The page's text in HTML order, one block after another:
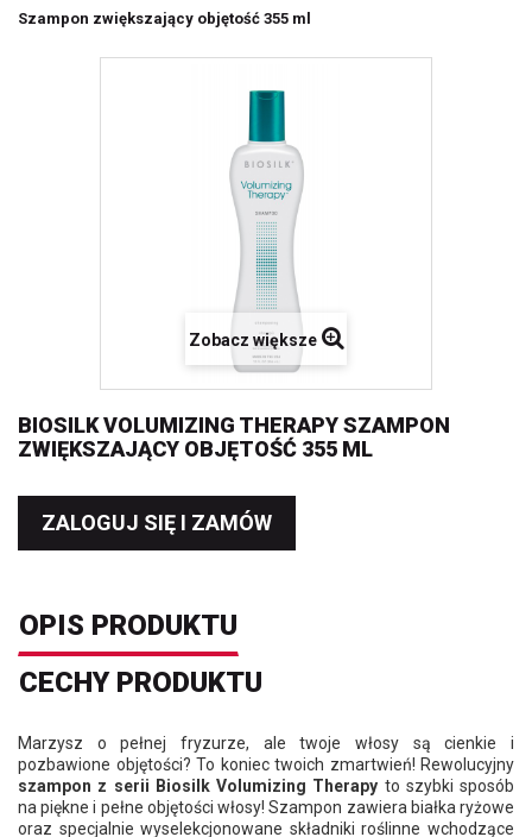
Szampon zwiększający objętość 355 ml
Zobacz większe
BIOSILK VOLUMIZING THERAPY SZAMPON
ZWIĘKSZAJĄCY OBJĘTOŚĆ 355 ML
ZALOGUJ SIĘ I ZAMÓW
OPIS PRODUKTU
CECHY PRODUKTU
Marzysz o pełnej fryzurze, ale twoje włosy są cienkie i
pozbawione objętości? To koniec twoich zmartwień! Rewolucyjny
szampon z serii Biosilk Volumizing Therapy to szybki sposób
na piękne i pełne objętości włosy!Szampon zawiera białka ryżowe
oraz specjalnie wyselekcjonowane składniki roślinne wchodzące